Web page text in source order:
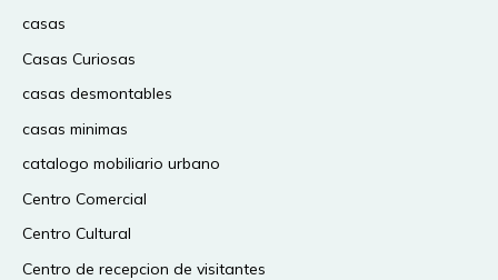
casas
Casas Curiosas
casas desmontables
casas minimas
catalogo mobiliario urbano
Centro Comercial
Centro Cultural
Centro de recepcion de visitantes